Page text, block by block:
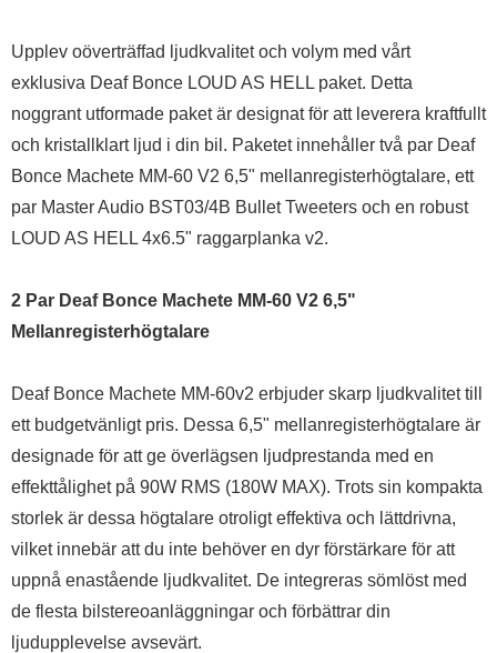
Upplev oöverträffad ljudkvalitet och volym med vårt
exklusiva Deaf Bonce LOUD AS HELL paket. Detta
noggrant utformade paket är designat för att leverera kraftfullt
och kristallklart ljud i din bil. Paketet innehåller två par Deaf
Bonce Machete MM-60 V2 6,5" mellanregisterhögtalare, ett
par Master Audio BST03/4B Bullet Tweeters och en robust
LOUD AS HELL 4x6.5" raggarplanka v2.
2 Par Deaf Bonce Machete MM-60 V2 6,5"
Mellanregisterhögtalare
Deaf Bonce Machete MM-60v2 erbjuder skarp ljudkvalitet till
ett budgetvänligt pris. Dessa 6,5" mellanregisterhögtalare är
designade för att ge överlägsen ljudprestanda med en
effekttålighet på 90W RMS (180W MAX). Trots sin kompakta
storlek är dessa högtalare otroligt effektiva och lättdrivna,
vilket innebär att du inte behöver en dyr förstärkare för att
uppnå enastående ljudkvalitet. De integreras sömlöst med
de flesta bilstereoanläggningar och förbättrar din
ljudupplevelse avsevärt.